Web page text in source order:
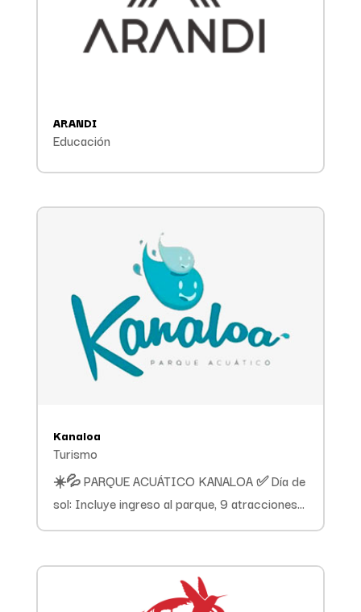
ARANDI
Educación
Kanaloa
Turismo
☀️💦 PARQUE ACUÁTICO KANALOA ✅ Día de
sol: Incluye ingreso al parque, 9 atracciones...